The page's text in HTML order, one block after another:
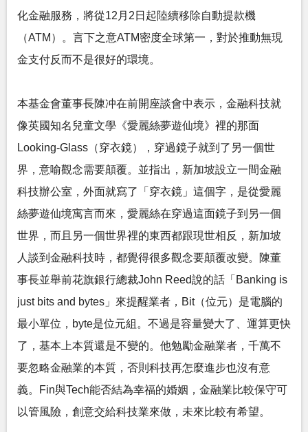
化金融服務，將從12月2日起陸續移除自動提款機
（ATM）。言下之意ATM密度全球第一，對於推動無現
金支付反而不是很好的環境。
本基金會董事長陳冲在前開座談會中表示，金融科技就
像英國知名兒童文學《愛麗絲夢遊仙境》裡的那面
Looking-Glass（穿衣鏡），穿過鏡子就到了另一個世
界，意喻觀念需要顛覆。並指出，新加坡設立一間金融
科技辦公室，外面就寫了「穿衣鏡」這個字，是從愛麗
絲夢遊仙境寓言而來，愛麗絲在穿過這面鏡子到另一個
世界，而且另一個世界裡的東西都跟現世相反，新加坡
人談到金融科技時，都覺得很多觀念要顛覆改變。陳董
事長並舉前花旗銀行總裁John Reed說的話「Banking is
just bits and bytes」來提醒業者，Bit（位元）是電腦的
最小單位，byte是位元組。不過是容量變大了、運算更快
了，基本上本質還是不變的。他勉勵金融業者，千萬不
要忽略金融業的本質，否則科技再怎麼進步也沒有意
義。Fin與Tech能否結為幸福的婚姻，金融業比較保守可
以管風險，創意交給科技業來做，未來比較有希望。